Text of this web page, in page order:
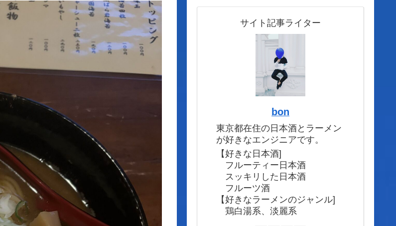
サイト記事ライター
bon
東京都在住の日本酒とラーメン
が好きなエンジニアです。
【好きな日本酒]
フルーティー日本酒
スッキリした日本酒
フルーツ酒
【好きなラーメンのジャンル]
鶏白湯系、淡麗系